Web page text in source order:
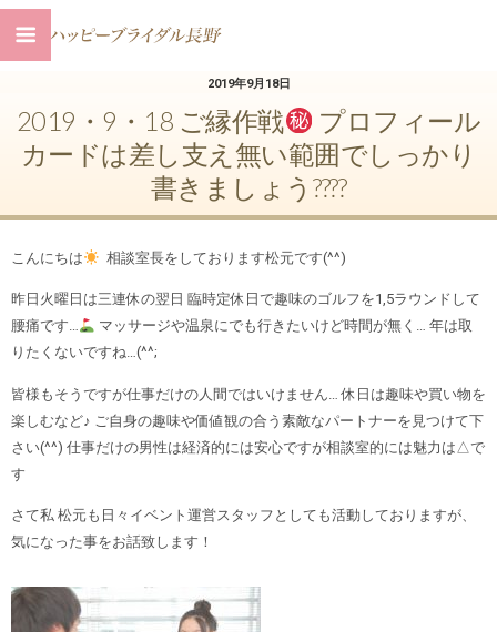
2019年9月18日
2019・9・18 ご縁作戦
プロフィール
カードは差し支え無い範囲でしっかり
書きましょう????
こんにちは 相談室長をしております松元です(^^)
昨日火曜日は三連休の翌日 臨時定休日で趣味のゴルフを1,5ラウンドして
腰痛です…
マッサージや温泉にでも行きたいけど時間が無く… 年は取
りたくないですね…(^^;
皆様もそうですが仕事だけの人間ではいけません… 休日は趣味や買い物を
楽しむなど♪ ご自身の趣味や価値観の合う素敵なパートナーを見つけて下
さい(^^) 仕事だけの男性は経済的には安心ですが相談室的には魅力は△で
す
さて私 松元も日々イベント運営スタッフとしても活動しておりますが、
気になった事をお話致します！